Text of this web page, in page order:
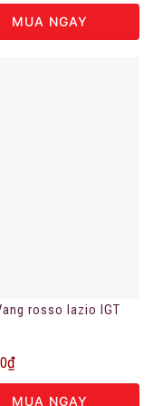
MUA NGAY
rosso lazio IGT
₫
MUA NGAY